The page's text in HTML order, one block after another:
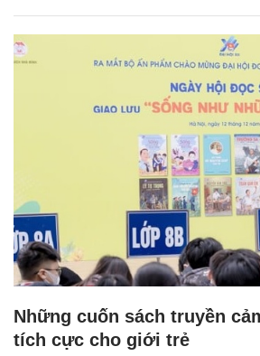
Những cuốn sách truyền
tích cực cho giới trẻ